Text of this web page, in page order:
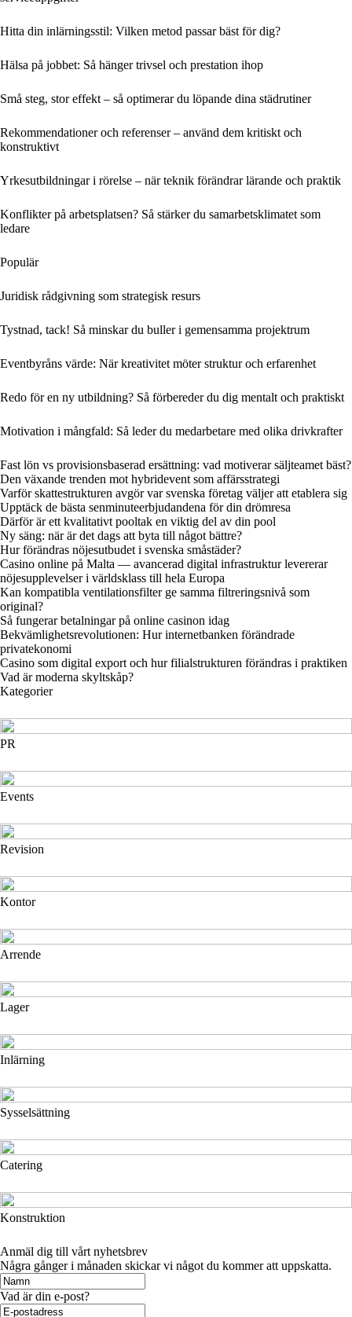
Hitta din inlärningsstil: Vilken metod passar bäst för dig?
Hälsa på jobbet: Så hänger trivsel och prestation ihop
Små steg, stor effekt – så optimerar du löpande dina städrutiner
Rekommendationer och referenser – använd dem kritiskt och
konstruktivt
Yrkesutbildningar i rörelse – när teknik förändrar lärande och praktik
Konflikter på arbetsplatsen? Så stärker du samarbetsklimatet som
ledare
Populär
Juridisk rådgivning som strategisk resurs
Tystnad, tack! Så minskar du buller i gemensamma projektrum
Eventbyråns värde: När kreativitet möter struktur och erfarenhet
Redo för en ny utbildning? Så förbereder du dig mentalt och praktiskt
Motivation i mångfald: Så leder du medarbetare med olika drivkrafter
Fast lön vs provisionsbaserad ersättning: vad motiverar säljteamet bäst?
Den växande trenden mot hybridevent som affärsstrategi
Varför skattestrukturen avgör var svenska företag väljer att etablera sig
Upptäck de bästa senminuteerbjudandena för din drömresa
Därför är ett kvalitativt pooltak en viktig del av din pool
Ny säng: när är det dags att byta till något bättre?
Hur förändras nöjesutbudet i svenska småstäder?
Casino online på Malta — avancerad digital infrastruktur levererar
nöjesupplevelser i världsklass till hela Europa
Kan kompatibla ventilationsfilter ge samma filtreringsnivå som
original?
Så fungerar betalningar på online casinon idag
Bekvämlighetsrevolutionen: Hur internetbanken förändrade
privatekonomi
Casino som digital export och hur filialstrukturen förändras i praktiken
Vad är moderna skyltskåp?
Kategorier
PR
Events
Revision
Kontor
Arrende
Lager
Inlärning
Sysselsättning
Catering
Konstruktion
Anmäl dig till vårt nyhetsbrev
Några gånger i månaden skickar vi något du kommer att uppskatta.
Vad är din e-post?